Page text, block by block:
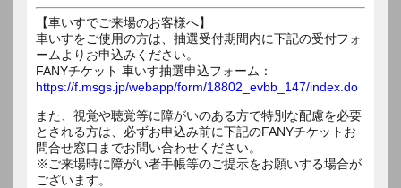
【車いすでご来場のお客様へ】
車いすをご使用の方は、抽選受付期間内に下記の受付フォ
ームよりお申込みください。
FANYチケット 車いす抽選申込フォーム：
https://f.msgs.jp/webapp/form/18802_evbb_147/index.do
また、視覚や聴覚等に障がいのある方で特別な配慮を必要
とされる方は、必ずお申込み前に下記のFANYチケットお
問合せ窓口までお問い合わせください。
※ご来場時に障がい者手帳等のご提示をお願いする場合が
ございます。